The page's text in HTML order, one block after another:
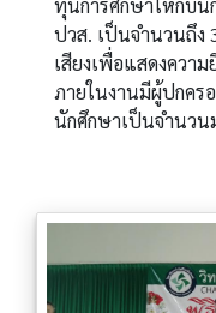
ทุนการศึกษาให้กับนั
ปวส. เป็นจำนวนถึง
เสียงเพื่อแสดงควา
ภายในงานมีผู้ปกคร
นักศึกษาเป็นจำนวน